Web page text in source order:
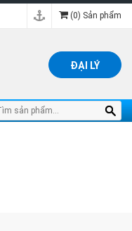
(0) Sản phẩm
ĐẠI LÝ